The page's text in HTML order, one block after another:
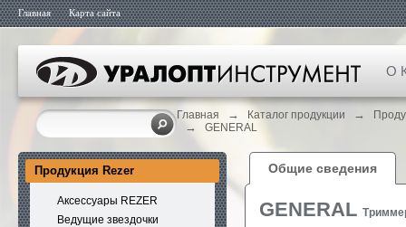
Главная Карта сайта
О
Главная → Каталог продукции →
→ GENERAL
Продукция Rezer
Аксессуары REZER
Ведущие звездочки
Общие сведения
GENERAL